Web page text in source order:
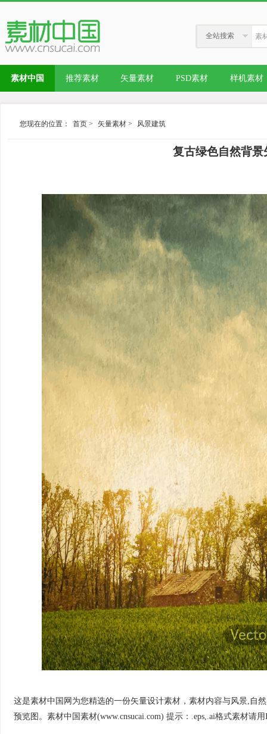
全站搜索
素材中国 推荐素材 矢量素材 PSD素材 样机素材
您现在的位置： 首页 > 矢量素材 > 风景建筑
复古绿色自然背
这是素材中国网为您精选的一份矢量设计素材，素材内容与风景,自
预览图。素材中国素材(www.cnsucai.com) 提示：.eps,.ai格式素材请